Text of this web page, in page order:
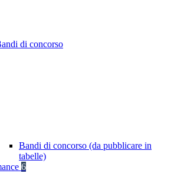
di concorso
Bandi di concorso (da pubblicare in
tabelle)
6